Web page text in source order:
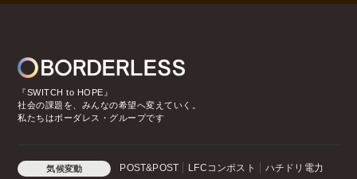
『SWITCH to HOPE』
社会の課題を、みんなの希望へ変えていく。
私たちはボーダレス・グループです
気候変動 POST&POST LFCコンポスト ハチドリ電力